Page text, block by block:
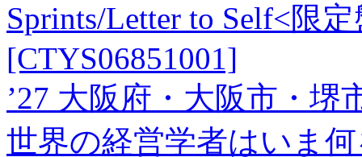
Sprints/Letter to Self<限
[CTYS06851001]
’27 大阪府・大阪市・
世界の経営学者はいま